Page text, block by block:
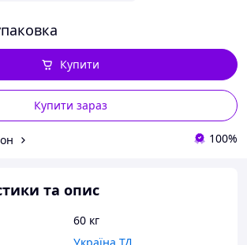
Купити зараз
Купити
100%
та опис
60 кг